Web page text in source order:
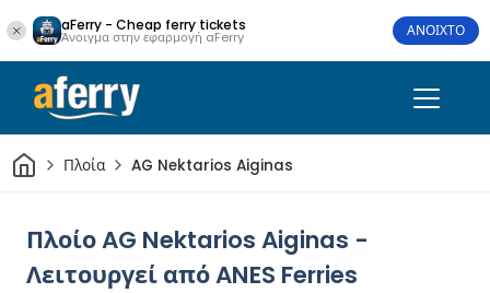
aFerry - Cheap ferry tickets
Άνοιγμα στην εφαρμογή aFerry ΑΝΟΙΧΤΟ
ΣπίτιΠλοία AG Nektarios Aiginas
Πλοίο AG Nektarios Aiginas -
Λειτουργεί από ANES Ferries